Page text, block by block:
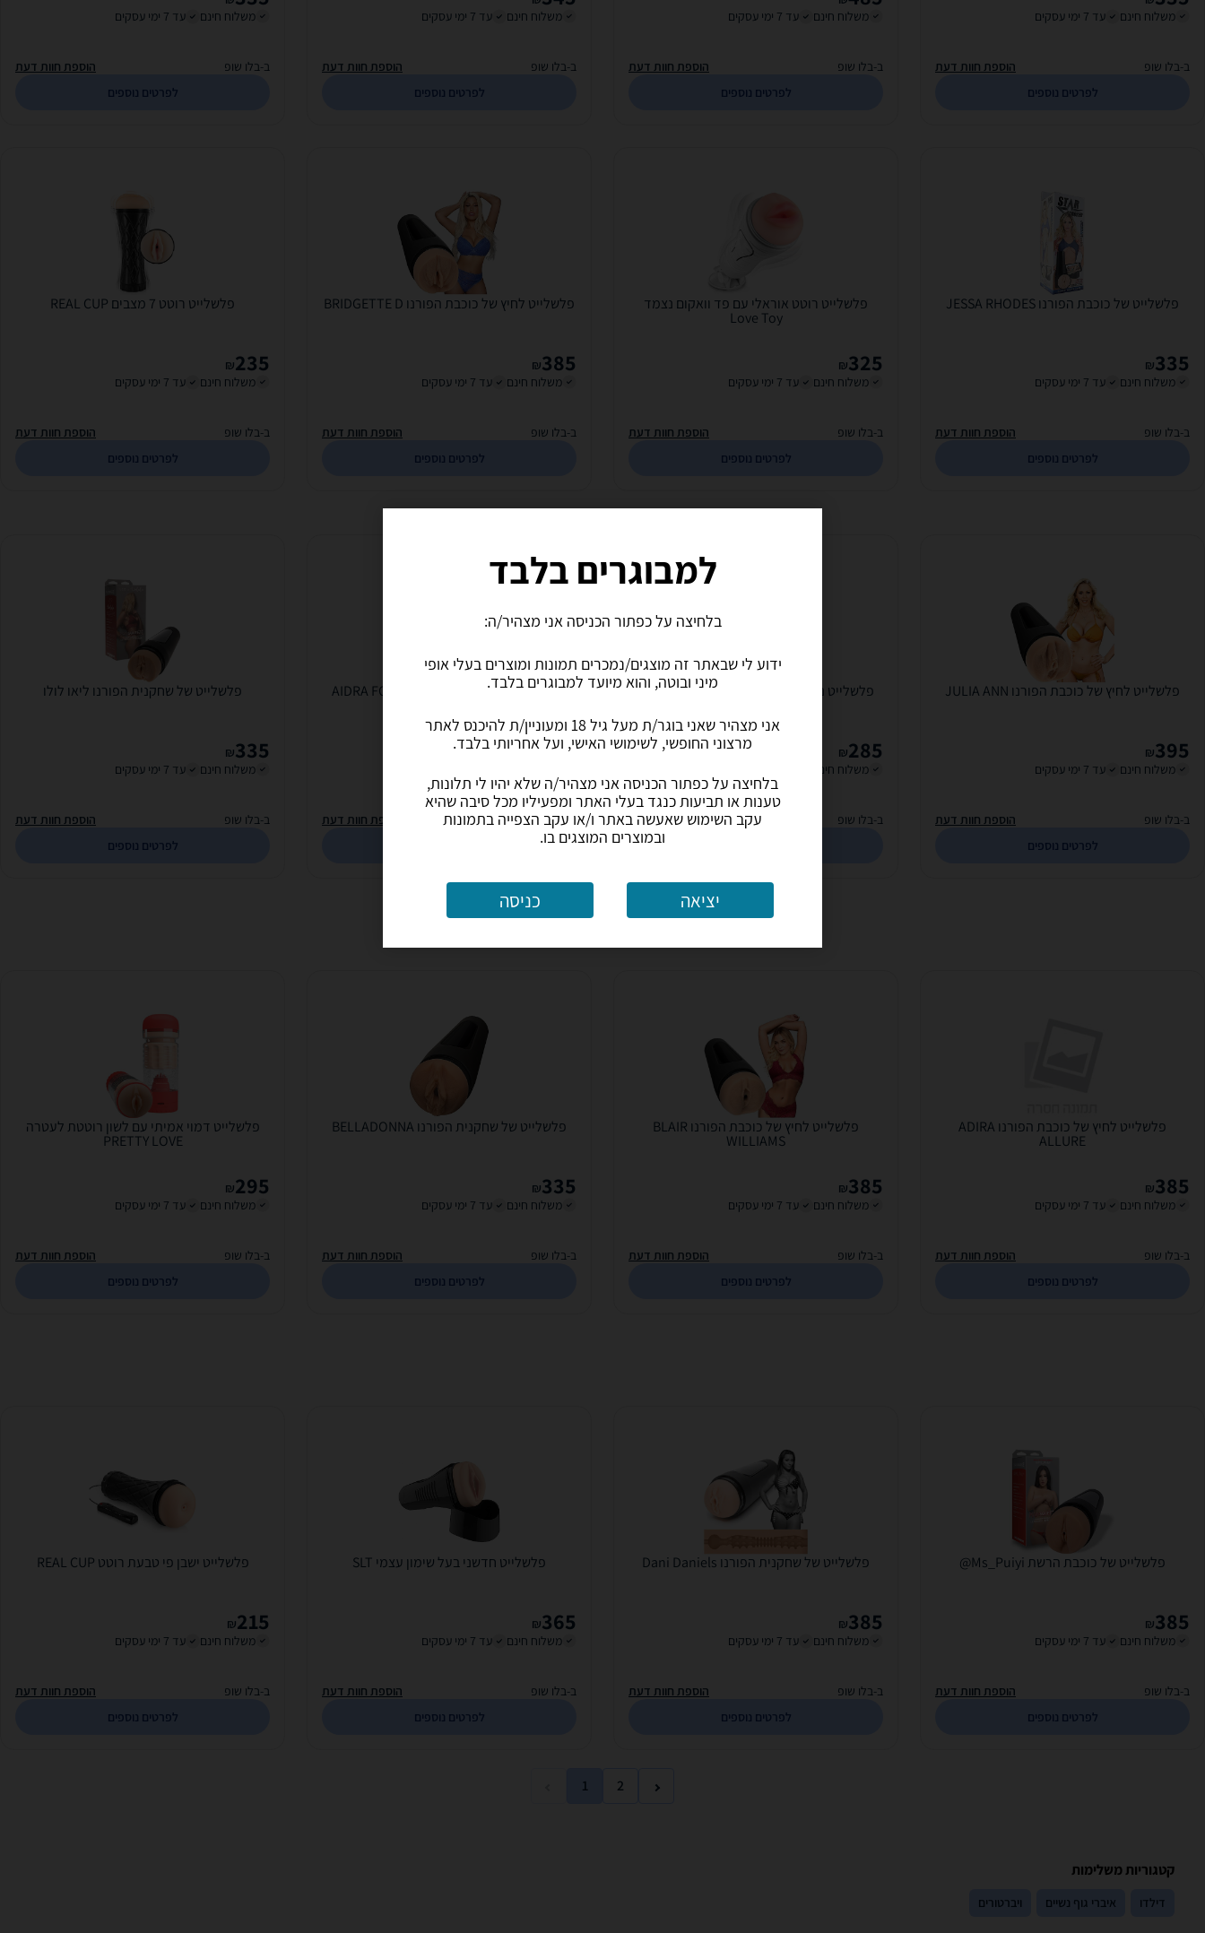
משלוח חינם
עד 7 ימי עסקים
ב-בלו שופ
הוספת חוות דעת
לפרטים נוספים
משלוח חינם
עד 7 ימי עסקים
ב-בלו שופ
הוספת חוות דעת
לפרטים נוספים
משלוח חינם
עד 7 ימי עסקים
ב-בלו שופ
הוספת חוות דעת
לפרטים נוספים
משלוח חינם
עד 7 ימי עסקים
ב-בלו שופ
הוספת חוות דעת
לפרטים נוספים
פלשלייט של כוכבת הפורנו JESSA RHODES
335
₪
משלוח חינם
עד 7 ימי עסקים
ב-בלו שופ
הוספת חוות דעת
לפרטים נוספים
פלשלייט רוטט אוראלי עם פד וואקום נצמד
Love Toy
325
₪
משלוח חינם
עד 7 ימי עסקים
ב-בלו שופ
הוספת חוות דעת
לפרטים נוספים
פלשלייט לחיץ של כוכבת הפורנו BRIDGETTE D
385
₪
משלוח חינם
עד 7 ימי עסקים
ב-בלו שופ
הוספת חוות דעת
לפרטים נוספים
פלשלייט רוטט 7 מצבים REAL CUP
235
₪
משלוח חינם
עד 7 ימי עסקים
ב-בלו שופ
הוספת חוות דעת
לפרטים נוספים
פלשלייט לחיץ של כוכבת הפורנו JULIA ANN
395
₪
משלוח חינם
עד 7 ימי עסקים
ב-בלו שופ
הוספת חוות דעת
לפרטים נוספים
פלשלייט נטען מסיליקון רוטט ומשמיע גניחות
285
₪
משלוח חינם
ב-בלו שופ
הוספת חוות דעת
פלשלייט לחיץ של כוכבת הפורנו AIDRA FOX
385
₪
ב-בלו שופ
הוספת חוות דעת
פלשלייט של שחקנית הפורנו ליאו לולו
335
₪
משלוח חינם
עד 7 ימי עסקים
ב-בלו שופ
הוספת חוות דעת
לפרטים נוספים
פלשלייט לחיץ של כוכבת הפורנו ADIRA
ALLURE
385
₪
משלוח חינם
עד 7 ימי עסקים
ב-בלו שופ
הוספת חוות דעת
לפרטים נוספים
פלשלייט לחיץ של כוכבת הפורנו BLAIR
WILLIAMS
385
₪
משלוח חינם
עד 7 ימי עסקים
ב-בלו שופ
הוספת חוות דעת
לפרטים נוספים
פלשלייט של שחקנית הפורנו BELLADONNA
335
₪
משלוח חינם
עד 7 ימי עסקים
ב-בלו שופ
הוספת חוות דעת
לפרטים נוספים
פלשלייט דמוי אמיתי עם לשון רוטטת לעטרה
PRETTY LOVE
295
₪
משלוח חינם
עד 7 ימי עסקים
ב-בלו שופ
הוספת חוות דעת
לפרטים נוספים
פלשלייט של כוכבת הרשת Ms_Puiyi@
385
₪
משלוח חינם
עד 7 ימי עסקים
ב-בלו שופ
הוספת חוות דעת
לפרטים נוספים
פלשלייט של שחקנית הפורנו Dani Daniels
385
₪
משלוח חינם
עד 7 ימי עסקים
ב-בלו שופ
הוספת חוות דעת
לפרטים נוספים
פלשלייט חדשני בעל שימון עצמי SLT
365
₪
משלוח חינם
עד 7 ימי עסקים
ב-בלו שופ
הוספת חוות דעת
לפרטים נוספים
פלשלייט ישבן פי טבעת רוטט REAL CUP
215
₪
משלוח חינם
עד 7 ימי עסקים
ב-בלו שופ
הוספת חוות דעת
לפרטים נוספים
1 2
קטגוריות משלימות
דילדו איברי גוף נשיים ויברטורים
למבוגרים בלבד
בלחיצה על כפתור הכניסה אני מצהיר/ה:
ידוע לי שבאתר זה מוצגים/נמכרים תמונות ומוצרים בעלי אופי
מיני ובוטה, והוא מיועד למבוגרים בלבד.
אני מצהיר שאני בוגר/ת מעל גיל 18 ומעוניין/ת להיכנס לאתר
מרצוני החופשי, לשימושי האישי, ועל אחריותי בלבד.
בלחיצה על כפתור הכניסה אני מצהיר/ה שלא יהיו לי תלונות,
טענות או תביעות כנגד בעלי האתר ומפעיליו מכל סיבה שהיא
עקב השימוש שאעשה באתר ו/או עקב הצפייה בתמונות
ובמוצרים המוצגים בו.
יציאה כניסה